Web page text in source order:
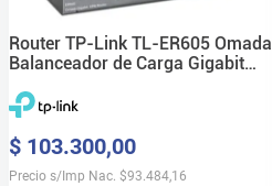
Router TP-Link TL-ER605 Omada
Balanceador de Carga Gigabit
$ 103.300,00
Precio s/Imp Nac. $93.484,16